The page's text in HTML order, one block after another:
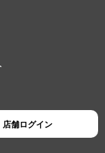
店舗ログイン